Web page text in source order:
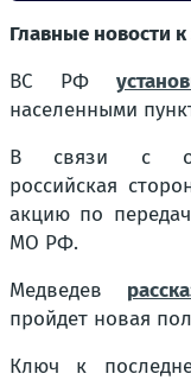
Главные новости к
ВС РФ
населенными
В связи с
российская
акцию по
МО РФ.
Медведев
пройдет новая
Ключ к